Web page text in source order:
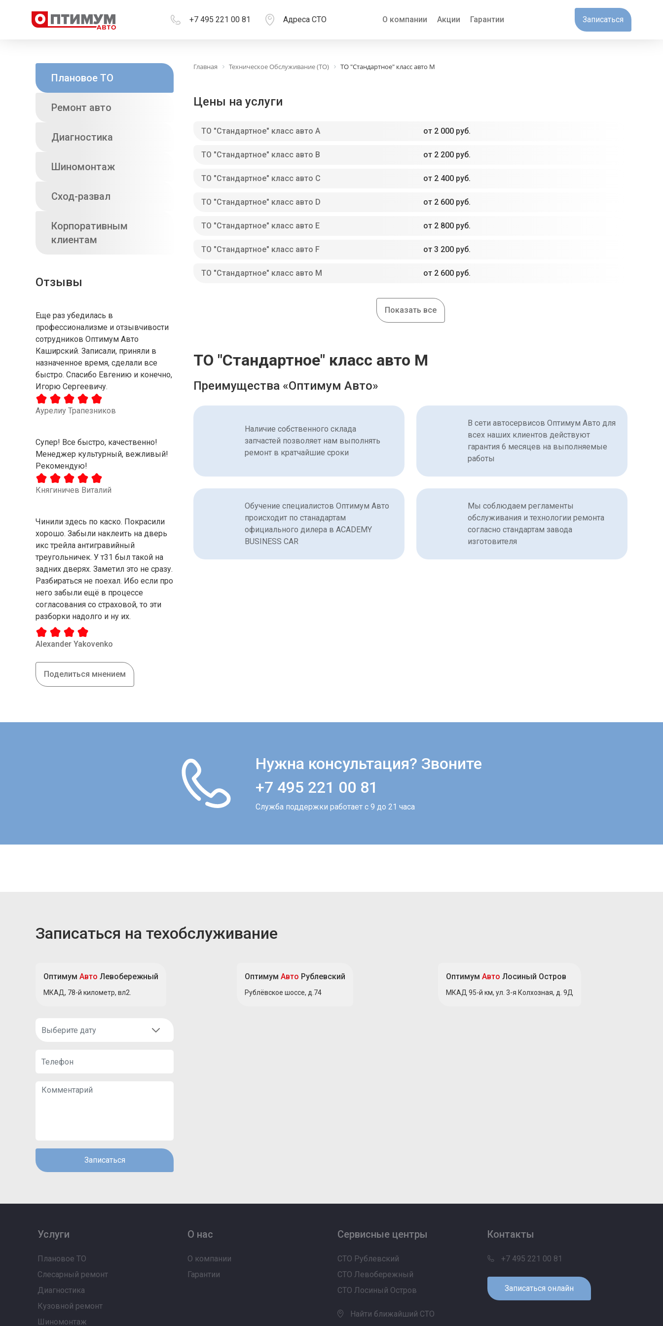
+7 495 221 00 81 Адреса СТО О компании Акции Гарантии Записаться
Плановое ТО
Ремонт авто
Диагностика
Шиномонтаж
Сход-развал
Корпоративным
клиентам
Отзывы
Еще раз убедилась в
профессионализме и отзывчивости
сотрудников Оптимум Авто
Каширский. Записали, приняли в
назначенное время, сделали все
быстро. Спасибо Евгению и конечно,
Игорю Сергеевичу.
Аурелиу Трапезников
Супер! Все быстро, качественно!
Менеджер культурный, вежливый!
Рекомендую!
Княгиничев Виталий
Чинили здесь по каско. Покрасили
хорошо. Забыли наклеить на дверь
икс трейла антигравийный
треугольничек. У т31 был такой на
задних дверях. Заметил это не сразу.
Разбираться не поехал. Ибо если про
него забыли ещё в процессе
согласования со страховой, то эти
разборки надолго и ну их.
Alexander Yakovenko
Поделиться мнением
Главная Техническое Обслуживание (ТО) ТО "Стандартное" класс авто M
Цены на услуги
ТО "Стандартное" класс авто A от 2 000 руб.
ТО "Стандартное" класс авто В от 2 200 руб.
ТО "Стандартное" класс авто С от 2 400 руб.
ТО "Стандартное" класс авто D от 2 600 руб.
ТО "Стандартное" класс авто E от 2 800 руб.
ТО "Стандартное" класс авто F от 3 200 руб.
ТО "Стандартное" класс авто M от 2 600 руб.
Показать все
ТО "Стандартное" класс авто M
Преимущества «Оптимум Авто»
Наличие собственного склада
запчастей позволяет нам выполнять
ремонт в кратчайшие сроки
В сети автосервисов Оптимум Авто для
всех наших клиентов действуют
гарантия 6 месяцев на выполняемые
работы
Обучение специалистов Оптимум Авто
происходит по станадартам
официального дилера в ACADEMY
BUSINESS CAR
Мы соблюдаем регламенты
обслуживания и технологии ремонта
согласно стандартам завода
изготовителя
Нужна консультация? Звоните
+7 495 221 00 81
Служба поддержки работает с 9 до 21 часа
Записаться на техобслуживание
Оптимум Авто Левобережный
МКАД, 78-й километр, вл2.
Оптимум Авто Рублевский
Рублёвское шоссе, д.74
Оптимум Авто Лосиный Остров
МКАД 95-й км, ул. 3-я Колхозная, д. 9Д
Записаться
Услуги
Плановое ТО
Слесарный ремонт
Диагностика
Кузовной ремонт
Шиномонтаж
О нас
О компании
Гарантии
Сервисные центры
СТО Рублевский
СТО Левобережный
СТО Лосиный Остров
Найти ближайший СТО
Контакты
+7 495 221 00 81
Записаться онлайн